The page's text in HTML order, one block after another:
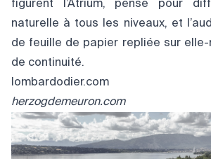
figurent l’Atrium, pensé pour
naturelle à tous les niveaux, et
de feuille de papier repliée sur
de continuité.
lombardodier.com
herzogdemeuron.com